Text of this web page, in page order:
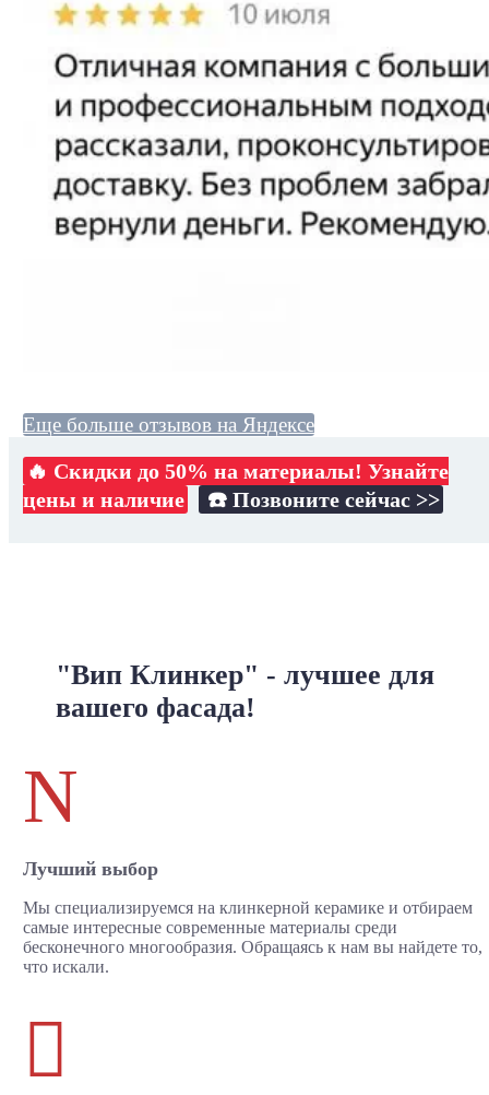
Еще больше отзывов на Яндексе
🔥 Скидки до 50% на материалы! Узнайте
цены и наличие
☎️ Позвоните сейчас >>
"Вип Клинкер" - лучшее для
вашего фасада!
N
Лучший выбор
Мы специализируемся на клинкерной керамике и отбираем
самые интересные современные материалы среди
бесконечного многообразия. Обращаясь к нам вы найдете то,
что искали.
